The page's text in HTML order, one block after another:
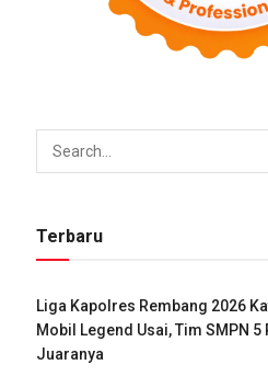
Terbaru
Liga Kapolres Rembang 2026
Mobil Legend Usai, Tim SMPN
Juaranya